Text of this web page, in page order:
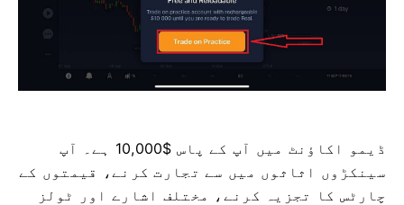
ڈیمو اکاؤنٹ میں آپ کے پاس $10,000 ہے۔ آپ
سینکڑوں اثاثوں میں سے تجارت کرنے، قیمتوں کے
چارٹس کا تجزیہ کرنے، مختلف اشارے اور ٹولز